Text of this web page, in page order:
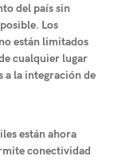
del país sin
Los
están limitados
cualquier lugar
a la integración de
están ahora
conectividad